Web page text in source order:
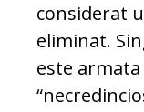
considerat
eliminat.
este